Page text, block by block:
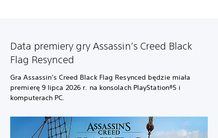
Data premiery gry Assassin’s Creed Black
Flag Resynced
Gra Assassin’s Creed Black Flag Resynced będzie miała
premierę 9 lipca 2026 r. na konsolach PlayStation®5 i
komputerach PC.